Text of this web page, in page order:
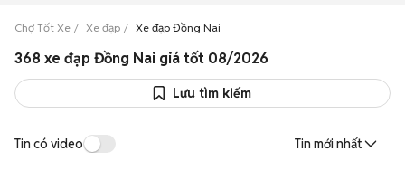
Chợ Tốt Xe Xe đạp Xe đạp Đồng Nai
368 xe đạp Đồng Nai giá tốt 08/2026
Lưu tìm kiếm
Tin có video Tin mới nhất